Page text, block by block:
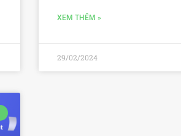
XEM THÊM »
29/02/2024